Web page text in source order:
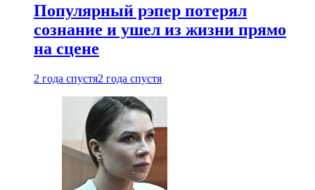
Популярный рэпер потерял
сознание и ушел из жизни прямо
на сцене
2 года спустя2 года спустя